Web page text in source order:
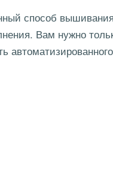
способ
Вам нужно